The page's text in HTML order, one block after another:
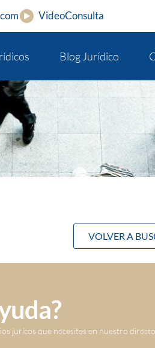
VideoConsulta
Blog Jurídico
VOLVER A
jurícos que necesites en nuestro